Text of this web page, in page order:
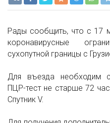
Рады сообщить, что с 17
коронавирусные
сухопутной границы с
Для въезда необходим
ПЦР-тест не старше 72
Спутник V.